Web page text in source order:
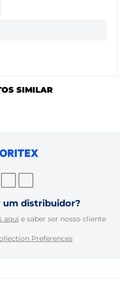
SIMILAR
um distribuidor?
aqui e saber ser nosso cliente
Preferences